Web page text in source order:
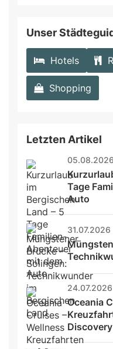
Unser
Hotels
Shopping
Letzten Artikel
05.08.2026
Tage
Auto
31.07.2026
24.07.2026
Oceania